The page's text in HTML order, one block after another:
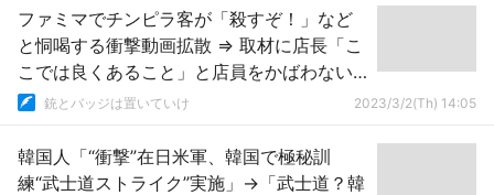
ファミマでチンピラ客が「殺すぞ！」など
と恫喝する衝撃動画拡散 ⇒ 取材に店長「こ
こでは良くあること」と店員をかばわない
姿勢に疑問の声
銃とバッジは置いていけ 2023/3/2(Th) 14:05
韓国人「“衝撃”在日米軍、韓国で極秘訓
練“武士道ストライク”実施」→「武士道？韓